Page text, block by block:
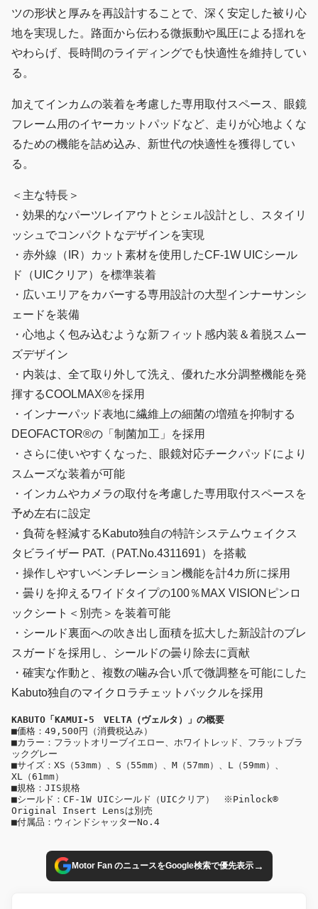
ツの形状と厚みを再設計することで、深く安定した被り心
地を実現した。路面から伝わる微振動や風圧による揺れを
やわらげ、長時間のライディングでも快適性を維持してい
る。
加えてインカムの装着を考慮した専用取付スペース、眼鏡
フレーム用のイヤーカットパッドなど、走りが心地よくな
るための機能を詰め込み、新世代の快適性を獲得してい
る。
＜主な特長＞
・効果的なパーツレイアウトとシェル設計とし、スタイリ
ッシュでコンパクトなデザインを実現
・赤外線（IR）カット素材を使用したCF-1W UICシール
ド（UICクリア）を標準装着
・広いエリアをカバーする専用設計の大型インナーサンシ
ェードを装備
・心地よく包み込むような新フィット感内装＆着脱スムー
ズデザイン
・内装は、全て取り外して洗え、優れた水分調整機能を発
揮するCOOLMAX®を採用
・インナーパッド表地に繊維上の細菌の増殖を抑制する
DEOFACTOR®の「制菌加工」を採用
・さらに使いやすくなった、眼鏡対応チークパッドにより
スムーズな装着が可能
・インカムやカメラの取付を考慮した専用取付スペースを
予め左右に設定
・負荷を軽減するKabuto独自の特許システムウェイクス
タビライザー PAT.（PAT.No.4311691）を搭載
・操作しやすいベンチレーション機能を計4カ所に採用
・曇りを抑えるワイドタイプの100％MAX VISIONピンロ
ックシート＜別売＞を装着可能
・シールド裏面への吹き出し面積を拡大した新設計のブレ
スガードを採用し、シールドの曇り除去に貢献
・確実な作動と、複数の噛み合い爪で微調整を可能にした
Kabuto独自のマイクロラチェットバックルを採用
KABUTO「KAMUI-5　VELTA（ヴェルタ）」の概要
■価格：49,500円（消費税込み）
■カラー：フラットオリーブイエロー、ホワイトレッド、フラットブラ
ックグレー
■サイズ：XS（53mm）、S（55mm）、M（57mm）、L（59mm）、
XL（61mm）
■規格：JIS規格
■シールド：CF-1W UICシールド（UICクリア）　※Pinlock®
Original Insert Lensは別売
■付属品：ウィンドシャッターNo.4
Motor Fan のニュースをGoogle検索で優先表示→